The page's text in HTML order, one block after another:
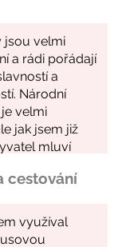
cestování